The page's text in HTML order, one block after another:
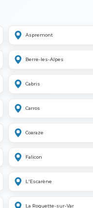
Aspremont
Berre-les-Alpes
Cabris
Carros
Coaraze
Falicon
L'Escarène
La Roquette-sur-Var